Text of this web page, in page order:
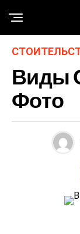
Виды
Фото